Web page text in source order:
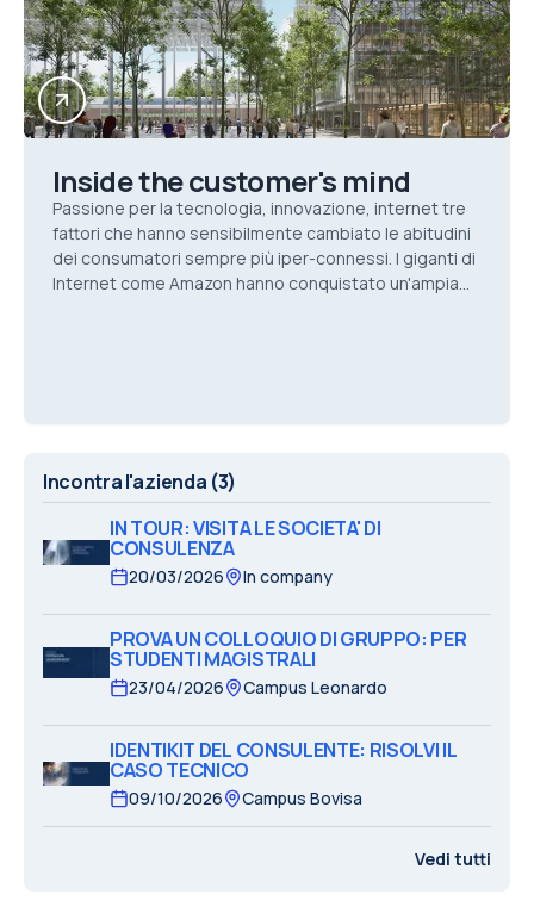
Inside the customer's mind
Passione per la tecnologia, innovazione, internet tre
fattori che hanno sensibilmente cambiato le abitudini
dei consumatori sempre più iper-connessi. I giganti di
Internet come Amazon hanno conquistato un'ampia
Incontra l'azienda (3)
IN TOUR: VISITA LE SOCIETA' DI
CONSULENZA
20/03/2026 In company
PROVA UN COLLOQUIO DI GRUPPO: PER
STUDENTI MAGISTRALI
23/04/2026 Campus Leonardo
IDENTIKIT DEL CONSULENTE: RISOLVI IL
CASO TECNICO
09/10/2026 Campus Bovisa
Vedi tutti